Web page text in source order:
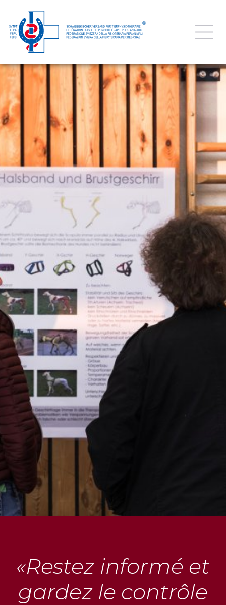
«Restez informé et
gardez le contrôle